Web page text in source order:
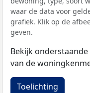
waar de data voor
grafiek. Klik op de
geven.
Bekijk
van de
Toelichting